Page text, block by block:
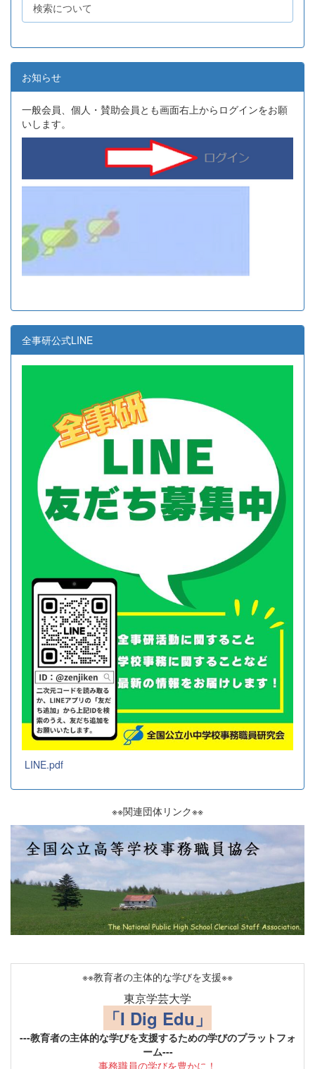
検索について
お知らせ
一般会員、個人・賛助会員とも画面右上からログインをお願
いします。
全事研公式LINE
LINE.pdf
※※関連団体リンク※※
※※教育者の主体的な学びを支援※※
東京学芸大学
「I Dig Edu」
---教育者の主体的な学びを支援するための学びのプラットフォ
ーム---
事務職員の学びを豊かに！